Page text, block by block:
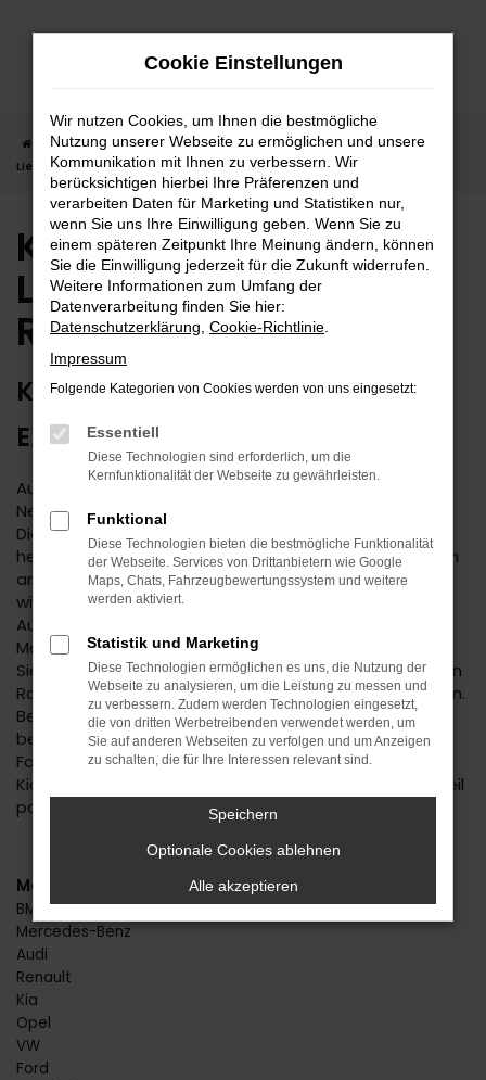
Zum
Startseite Rottweil Kia Kia Ceed
Kia Ceed Neuwagen |
Lieferservice nach Rottweil
Kia Ceed Neuwagen |
Lieferservice nach
Rottweil
KIA CEED NEUWAGEN –
EXTRAKLASSE FÜR ROTTWEIL
Autofans und -experten geraten bereits bei der
Nennung des Kia Ceed Neuwagens in Begeisterung.
Dieses Fahrzeug hat einfach alles, was man sich in der
heutigen Zeit für seine Mobilität in Rottweil oder einem
anderen Ort wünscht. Da ist das Design, das immer
wieder gelobt wird, da sind aber auch die zahlreichen
Ausstattungsmerkmale und die effiziente
Motorisierung. Mit einem Kia Ceed Neuwagen machen
Sie alles richtig und dürfen sich für Ihr neues Fahrzeug in
Rottweil auch noch auf einen erstklassigen Preis freuen.
Beim Autohaus Daub setzen wir auf Individualität und
beraten Sie immer persönlich und mit größter
Fachkompetenz. Wir stellen sicher, dass Sie exakt den
Kia Ceed Neuwagen erhalten, der zu Ihnen und Rottweil
passt.
Marken
BMW
Mercedes-Benz
Audi
Renault
Kia
Opel
VW
Ford
Cookie Einstellungen
Wir nutzen Cookies, um Ihnen die bestmögliche
Nutzung unserer Webseite zu ermöglichen und unsere
Kommunikation mit Ihnen zu verbessern. Wir
berücksichtigen hierbei Ihre Präferenzen und
verarbeiten Daten für Marketing und Statistiken nur,
wenn Sie uns Ihre Einwilligung geben. Wenn Sie zu
einem späteren Zeitpunkt Ihre Meinung ändern, können
Sie die Einwilligung jederzeit für die Zukunft widerrufen.
Weitere Informationen zum Umfang der
Datenverarbeitung finden Sie hier:
Datenschutzerklärung Cookie-Richtlinie
Impressum
Folgende Kategorien von Cookies werden von uns eingesetzt:
Essentiell
Diese Technologien sind erforderlich, um die
Kernfunktionalität der Webseite zu gewährleisten.
Funktional
Diese Technologien bieten die bestmögliche Funktionalität
der Webseite. Services von Drittanbietern wie Google
Maps, Chats, Fahrzeugbewertungssystem und weitere
werden aktiviert.
Statistik und Marketing
Diese Technologien ermöglichen es uns, die Nutzung der
Webseite zu analysieren, um die Leistung zu messen und
zu verbessern. Zudem werden Technologien eingesetzt,
die von dritten Werbetreibenden verwendet werden, um
Sie auf anderen Webseiten zu verfolgen und um Anzeigen
zu schalten, die für Ihre Interessen relevant sind.
Speichern
Optionale Cookies ablehnen
Alle akzeptieren